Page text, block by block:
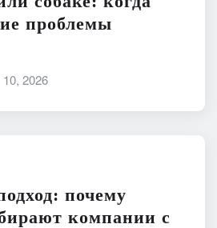
проблемы
2026
почему
компании с